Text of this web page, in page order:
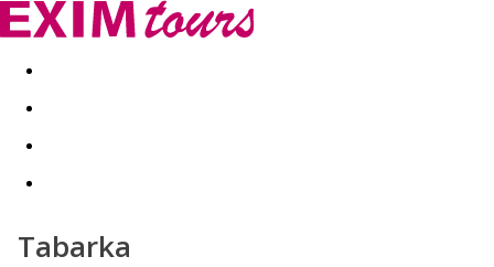
Akční nabídky Last minute
Tabarka